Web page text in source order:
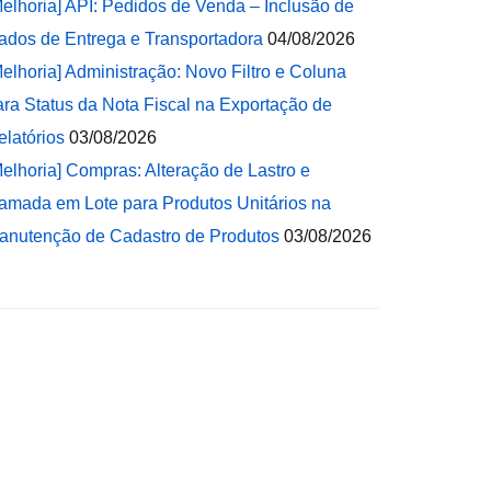
API: Pedidos de Venda – Inclusão de
de Entrega e Transportadora 04/08/2026
Administração: Novo Filtro e Coluna
Status da Nota Fiscal na Exportação de
03/08/2026
Compras: Alteração de Lastro e
em Lote para Produtos Unitários na
de Cadastro de Produtos 03/08/2026